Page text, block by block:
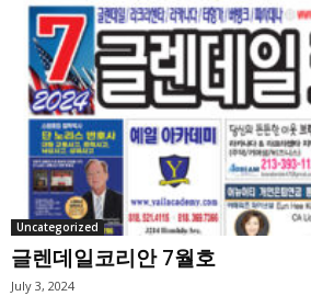
Uncategorized
글렌데일코리안 7월호
July 3, 2024